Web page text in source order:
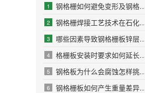
1 钢格栅如何避免变形及钢格栅购买价格因素
2 钢格栅焊接工艺技术在石化工业应用
3 哪些因素导致钢格栅板锌层脱落避免出现轻便氧
4 格栅板安装时要求如何延长使用
5 钢格板为什么会腐蚀怎样挑选到高性价比
6 钢格栅板如何产生重量差异格栅板应用